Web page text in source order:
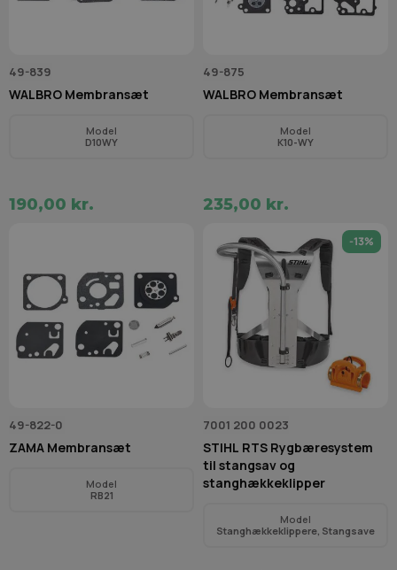
49-839
WALBRO Membransæt
Model
D10WY
190,00 kr.
49-875
WALBRO Membransæt
Model
K10-WY
235,00 kr.
49-822-0
ZAMA Membransæt
Model
RB21
-13%
7001 200 0023
STIHL RTS Rygbæresystem
til stangsav og
stanghækkeklipper
Model
Stanghækkeklippere, Stangsave